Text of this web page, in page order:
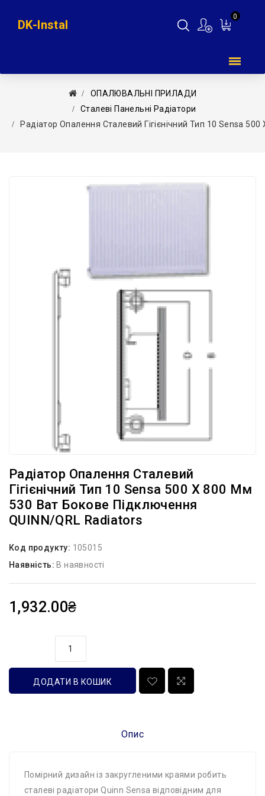
0
DK-Instal
ОПАЛЮВАЛЬНІ ПРИЛАДИ
Сталеві Панельні Радіатори
Радіатор Опалення Сталевий Гігієнічний Тип 10 Sensa
Радіатор Опалення Сталевий
Гігієнічний Тип 10 Sensa 500 X 800 Мм
530 Ват Бокове Підключення
QUINN/QRL Radiators
Код продукту: 105015
Наявність: В наявності
1,932.00₴
ДОДАТИ В КОШИК
Опис
Помірний дизайн із закругленими краями робить
сталеві радіатори Quinn Sensa відповідним для